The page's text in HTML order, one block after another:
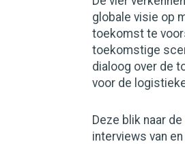
globale visie op
toekomst te
toekomstige
dialoog over de
voor de
Deze blik naar
interviews van